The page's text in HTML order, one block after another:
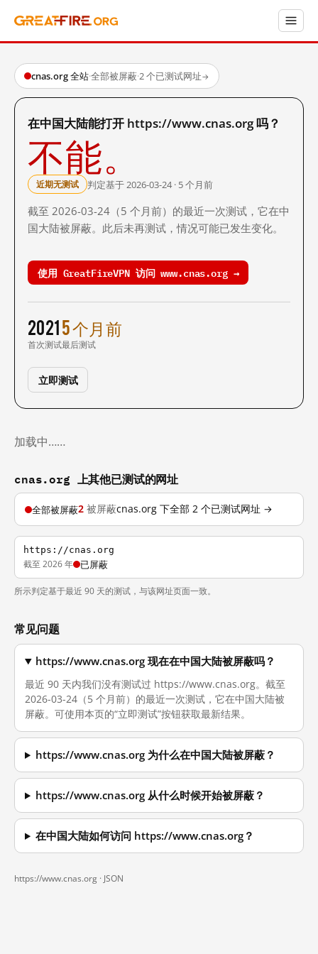
cnas.org 全站·全部被屏蔽·2 个已测试网址→
在中国大陆能打开 https://www.cnas.org 吗？
不能。
近期无测试 判定基于 2026-03-24 · 5 个月前
截至 2026-03-24（5 个月前）的最近一次测试，它在中
国大陆被屏蔽。此后未再测试，情况可能已发生变化。
使用 GreatFireVPN 访问 www.cnas.org →
2021
首次测试
5 个月前
最后测试
立即测试
加载中……
cnas.org 上其他已测试的网址
全部被屏蔽2 被屏蔽cnas.org 下全部 2 个已测试网址 →
https://cnas.org
截至 2026 年 已屏蔽
所示判定基于最近 90 天的测试，与该网址页面一致。
常见问题
https://www.cnas.org 现在在中国大陆被屏蔽吗？
最近 90 天内我们没有测试过 https://www.cnas.org。截至
2026-03-24（5 个月前）的最近一次测试，它在中国大陆被
屏蔽。可使用本页的“立即测试”按钮获取最新结果。
https://www.cnas.org 为什么在中国大陆被屏蔽？
https://www.cnas.org 从什么时候开始被屏蔽？
在中国大陆如何访问 https://www.cnas.org？
https://www.cnas.org · JSON